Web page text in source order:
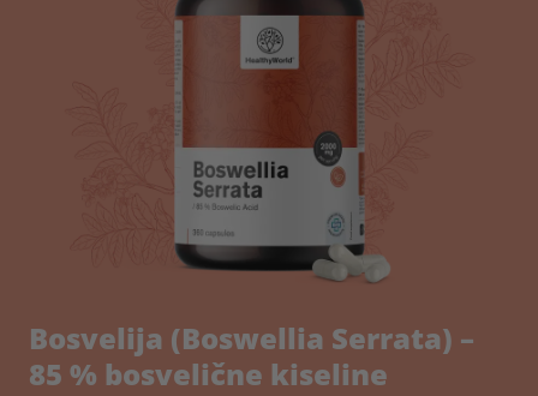
Bosvelija (Boswellia Serrata) –
85 % bosvelične kiseline